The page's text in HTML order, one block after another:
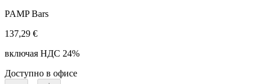
PAMP Bars
137,29 €
включая НДС 24%
Доступно в офисе